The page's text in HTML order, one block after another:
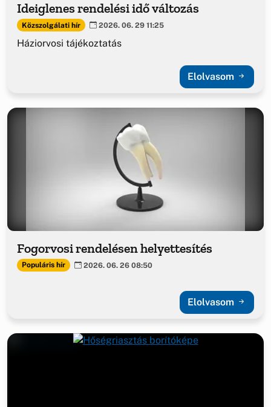
Ideiglenes rendelési idő változás
Közszolgálati hír 2026. 06. 29 11:25
Háziorvosi tájékoztatás
Elolvasom
Fogorvosi rendelésen helyettesítés
Populáris hír 2026. 06. 26 08:50
Elolvasom